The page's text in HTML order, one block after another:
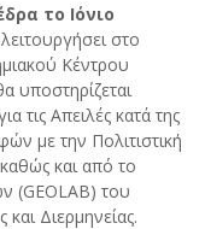
το Ιόνιο
στο
Κέντρου
υποστηρίζεται
τις Απειλές κατά της
με την Πολιτιστική
και από το
(GEOLAB) του
Διερμηνείας.